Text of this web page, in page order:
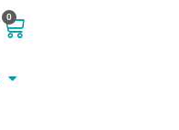
0
Winkelwagen